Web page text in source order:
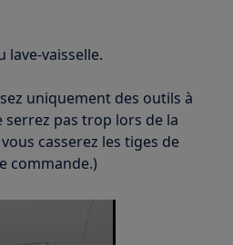
lave-vaisselle.
uniquement des outils à
serrez pas trop lors de la
casserez les tiges de
commande.)